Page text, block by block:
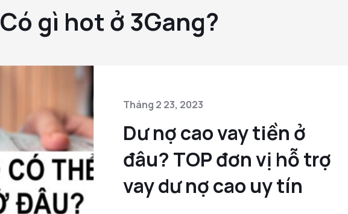
Có gì hot ở 3Gang?
Dư nợ cao vay tiền ở
đâu? TOP đơn vị hỗ trợ
vay dư nợ cao uy tín
Tháng 2 23, 2023